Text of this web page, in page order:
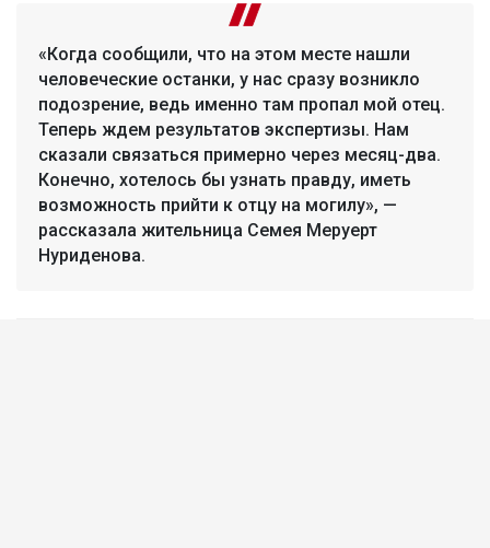
«Когда сообщили, что на этом месте нашли
человеческие останки, у нас сразу возникло
подозрение, ведь именно там пропал мой отец.
Теперь ждем результатов экспертизы. Нам
сказали связаться примерно через месяц-два.
Конечно, хотелось бы узнать правду, иметь
возможность прийти к отцу на могилу», —
рассказала жительница Семея Меруерт
Нуриденова.